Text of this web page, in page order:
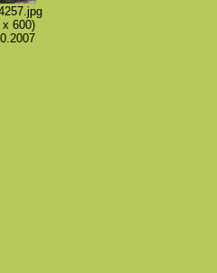
x 600)